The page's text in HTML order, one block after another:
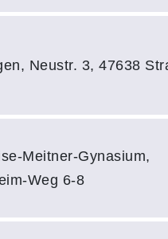
Neustr. 3, 47638
Meitner-Gynasium,
Weg 6-8